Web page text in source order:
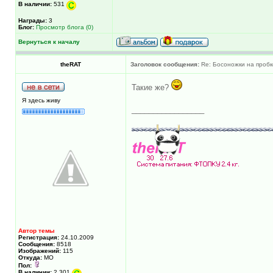
В наличии: 531
Награды: 3
Блог: Просмотр блога (0)
Вернуться к началу
theRAT Заголовок сообщения: Re: Босоножки на
Я здесь живу
Автор темы
Регистрация: 24.10.2009
Сообщения: 8518
Изображений: 115
Откуда: МО
Пол:
Такие же?